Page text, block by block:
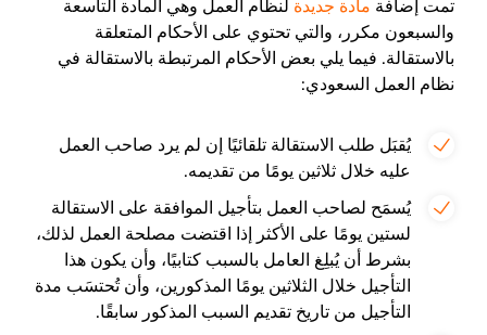
تمت إضافة مادة جديدة لنظام العمل وهي المادة التاسعة
والسبعون مكرر، والتي تحتوي على الأحكام المتعلقة
بالاستقالة. فيما يلي بعض الأحكام المرتبطة بالاستقالة في
نظام العمل السعودي:
يُقبَل طلب الاستقالة تلقائيًا إن لم يرد صاحب العمل
عليه خلال ثلاثين يومًا من تقديمه.
يُسمَح لصاحب العمل بتأجيل الموافقة على الاستقالة
لستين يومًا على الأكثر إذا اقتضت مصلحة العمل لذلك،
بشرط أن يُبلِغ العامل بالسبب كتابيًا، وأن يكون هذا
التأجيل خلال الثلاثين يومًا المذكورين، وأن تُحتسَب مدة
التأجيل من تاريخ تقديم السبب المذكور سابقًا.